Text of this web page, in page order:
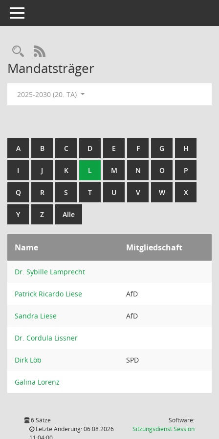
Toggle navigation
Rechercheauswahl
RSS-Feed
Mandatsträger
2025-2030 (20. TA)
A B C D E F G H
I J K L M N O P
Q R S T U V W X
Y Z Alle
Name Mitgliedschaft
Dr. Sybille Lamprecht
Patrick Ricardo Liese AfD
Sandra Liese AfD
Dr. Cordula Lissner
Dirk Löb SPD
Galina Lorenz
6 Sätze
Letzte Änderung: 06.08.2026
Software:
SitzungsdienstSession(Wird in